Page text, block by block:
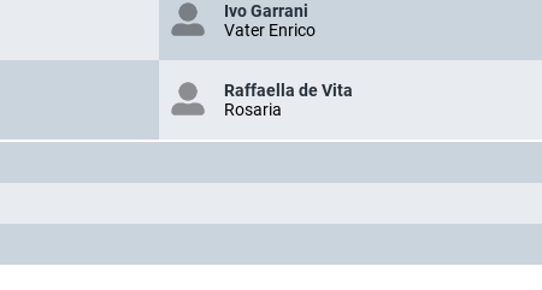
Ivo Garrani
Vater Enrico
Raffaella de Vita
Rosaria